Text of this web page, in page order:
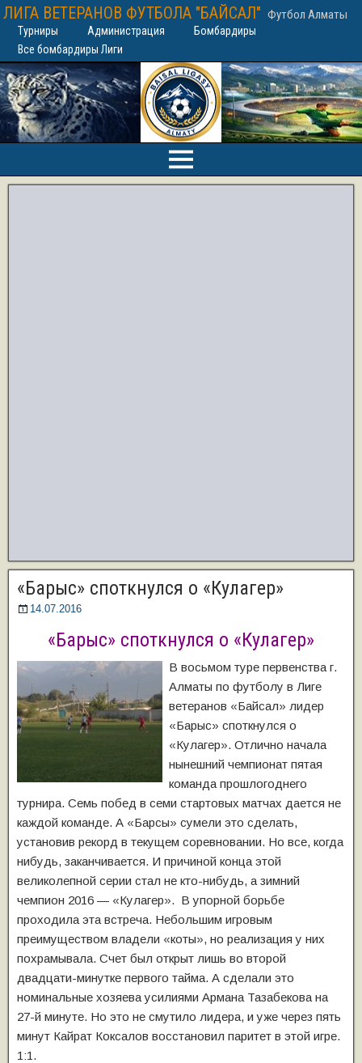
ЛИГА ВЕТЕРАНОВ ФУТБОЛА "БАЙСАЛ" Футбол Алматы
Турниры Администрация
Бомбардиры
Все бомбардиры Лиги
«Барыс» споткнулся о «Кулагер»
14.07.2016
«Барыс» споткнулся о «Кулагер»
В восьмом туре первенства г.
Алматы по футболу в Лиге
ветеранов «Байсал» лидер
«Барыс» споткнулся о
«Кулагер». Отлично начала
нынешний чемпионат пятая
команда прошлогоднего
турнира. Семь побед в семи стартовых матчах дается не
каждой команде. А «Барсы» сумели это сделать,
установив рекорд в текущем соревновании. Но все, когда
нибудь, заканчивается. И причиной конца этой
великолепной серии стал не кто-нибудь, а зимний
чемпион 2016 — «Кулагер». В упорной борьбе
проходила эта встреча. Небольшим игровым
преимуществом владели «коты», но реализация у них
похрамывала. Счет был открыт лишь во второй
двадцати-минутке первого тайма. А сделали это
номинальные хозяева усилиями Армана Тазабекова на
27-й минуте. Но это не смутило лидера, и уже через пять
минут Кайрат Коксалов восстановил паритет в этой игре.
1:1.